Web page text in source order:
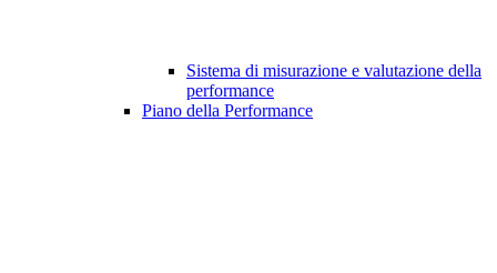
Sistema di misurazione e valutazione della
performance
Piano della Performance